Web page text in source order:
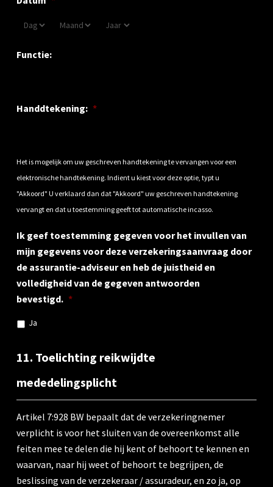
Functie:
Handdtekening: *
Het is mogelijk om uw geschreven handtekening te vervangen voor een
elektronische handtekening. Indient u kiest voor deze optie, typt u
"Akkoord" U verklaard dan dat "Akkoord" uw geschreven handtekening
vervangt en dat u toestemming geeft tot automatische incasso.
Ik geef toestemming gegeven voor het invullen van
mijn gegevens voor deze verzekeringsaanvraag door
de assurantie-adviseur en heb de juistheid en
volledigheid van de gegeven antwoorden
bevestigd. *
Ja
11. Toelichting reikwijdte
mededelingsplicht
Artikel 7:928 BW bepaalt dat de verzekeringnemer
verplicht is voor het sluiten van de overeenkomst alle
feiten mee te delen die hij kent of behoort te kennen en
waarvan, naar hij weet of behoort te begrijpen, de
beslissing van de verzekeraar / assuradeur, en zo ja, op